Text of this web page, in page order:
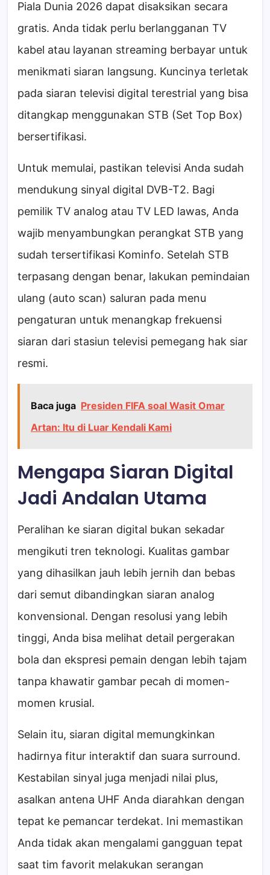
Piala Dunia 2026 dapat disaksikan secara
gratis. Anda tidak perlu berlangganan TV
kabel atau layanan streaming berbayar untuk
menikmati siaran langsung. Kuncinya terletak
pada siaran televisi digital terestrial yang bisa
ditangkap menggunakan STB (Set Top Box)
bersertifikasi.
Untuk memulai, pastikan televisi Anda sudah
mendukung sinyal digital DVB-T2. Bagi
pemilik TV analog atau TV LED lawas, Anda
wajib menyambungkan perangkat STB yang
sudah tersertifikasi Kominfo. Setelah STB
terpasang dengan benar, lakukan pemindaian
ulang (auto scan) saluran pada menu
pengaturan untuk menangkap frekuensi
siaran dari stasiun televisi pemegang hak siar
resmi.
Baca juga Presiden FIFA soal Wasit Omar
Artan: Itu di Luar Kendali Kami
Mengapa Siaran Digital
Jadi Andalan Utama
Peralihan ke siaran digital bukan sekadar
mengikuti tren teknologi. Kualitas gambar
yang dihasilkan jauh lebih jernih dan bebas
dari semut dibandingkan siaran analog
konvensional. Dengan resolusi yang lebih
tinggi, Anda bisa melihat detail pergerakan
bola dan ekspresi pemain dengan lebih tajam
tanpa khawatir gambar pecah di momen-
momen krusial.
Selain itu, siaran digital memungkinkan
hadirnya fitur interaktif dan suara surround.
Kestabilan sinyal juga menjadi nilai plus,
asalkan antena UHF Anda diarahkan dengan
tepat ke pemancar terdekat. Ini memastikan
Anda tidak akan mengalami gangguan tepat
saat tim favorit melakukan serangan